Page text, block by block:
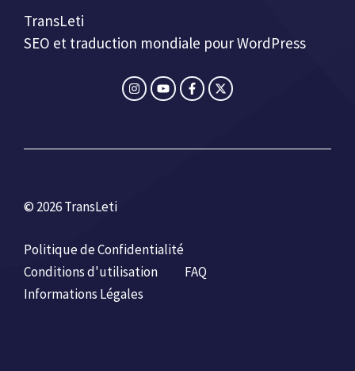
TransLeti
SEO et traduction mondiale pour WordPress
© 2026 TransLeti
Politique de Confidentialité
Conditions d'utilisation
FAQ
Informations Légales